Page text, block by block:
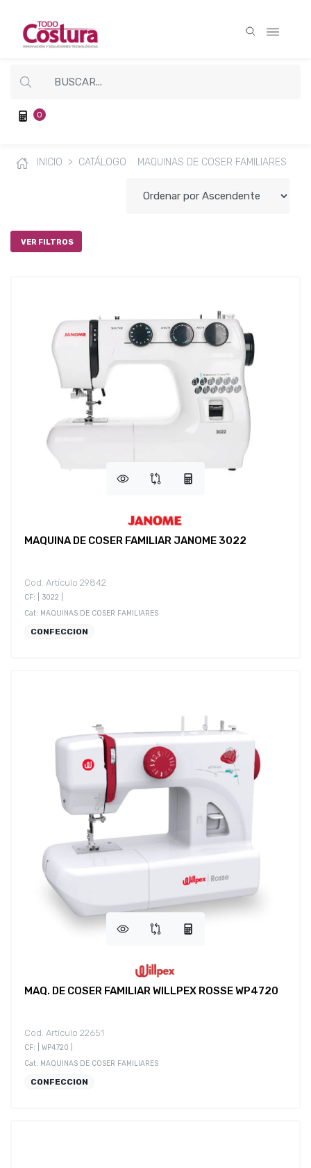
0
INICIO CATÁLOGO MAQUINAS DE COSER FAMILIARES
VER FILTROS
MAQUINA DE COSER FAMILIAR JANOME 3022
Cod. Artículo 29842
CF: | 3022 |
Cat: MAQUINAS DE COSER FAMILIARES
CONFECCION
MAQ. DE COSER FAMILIAR WILLPEX ROSSE WP4720
Cod. Artículo 22651
CF: | WP4720 |
Cat: MAQUINAS DE COSER FAMILIARES
CONFECCION